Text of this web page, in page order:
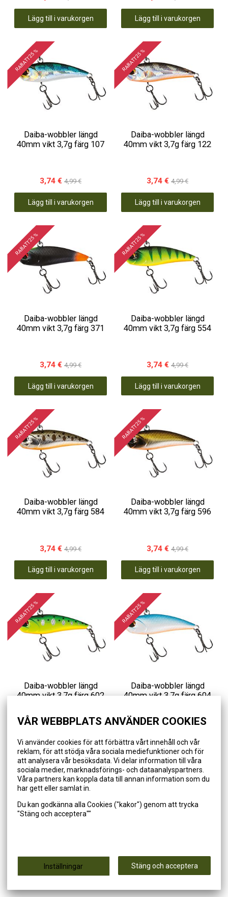
VÅR WEBBPLATS ANVÄNDER COOKIES
Vi använder cookies för att förbättra vårt innehåll och vår
reklam, för att stödja våra sociala mediefunktioner och för
att analysera vår besöksdata. Vi delar information till våra
sociala medier, marknadsförings- och dataanalyspartners.
Våra partners kan koppla data till annan information som du
har gett eller samlat in.
Du kan godkänna alla Cookies ("kakor") genom att trycka
"Stäng och acceptera""
Inställningar Stäng och acceptera
Lägg till i varukorgen Lägg till i varukorgen
RABATT 25 %
Daiba-wobbler längd
40mm vikt 3,7g färg 107
3,74 € 4,99 €
Lägg till i varukorgen
RABATT 25 %
Daiba-wobbler längd
40mm vikt 3,7g färg 122
3,74 € 4,99 €
Lägg till i varukorgen
RABATT 25 %
Daiba-wobbler längd
40mm vikt 3,7g färg 371
3,74 € 4,99 €
Lägg till i varukorgen
RABATT 25 %
Daiba-wobbler längd
40mm vikt 3,7g färg 554
3,74 € 4,99 €
Lägg till i varukorgen
RABATT 25 %
Daiba-wobbler längd
40mm vikt 3,7g färg 584
3,74 € 4,99 €
Lägg till i varukorgen
RABATT 25 %
Daiba-wobbler längd
40mm vikt 3,7g färg 596
3,74 € 4,99 €
Lägg till i varukorgen
RABATT 25 %
Daiba-wobbler längd
40mm vikt 3,7g färg 602
Lägg till i varukorgen
RABATT 25 %
Daiba-wobbler längd
40mm vikt 3,7g färg 604
Lägg till i varukorgen
RABATT 25 %
Daiba-wobbler längd
40mm vikt 3,7g färg 703
RABATT 25 %
Vertigo-wobbler längd